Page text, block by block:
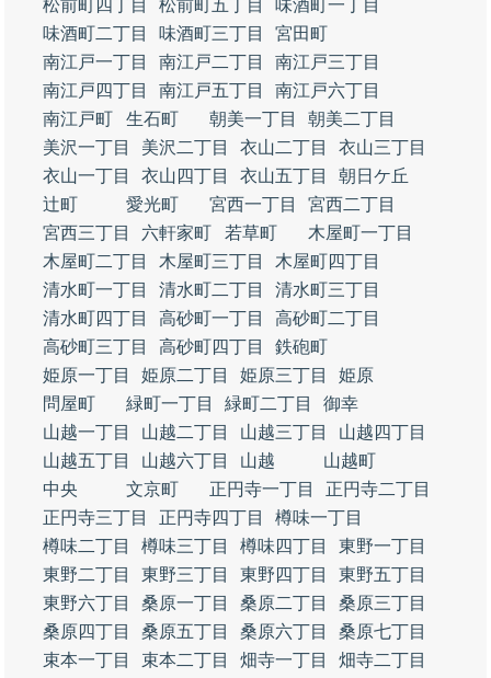
松前町四丁目
松前町五丁目
味酒町一丁目
味酒町二丁目
味酒町三丁目
宮田町
南江戸一丁目
南江戸二丁目
南江戸三丁目
南江戸四丁目
南江戸五丁目
南江戸六丁目
南江戸町
生石町 朝美一丁目
朝美二丁目
美沢一丁目
美沢二丁目 衣山二丁目
衣山三丁目
衣山一丁目
衣山四丁目 衣山五丁目
朝日ケ丘
辻町
愛光町 宮西一丁目
宮西二丁目
宮西三丁目
六軒家町 若草町
木屋町一丁目
木屋町二丁目
木屋町三丁目
木屋町四丁目
清水町一丁目
清水町二丁目
清水町三丁目
清水町四丁目
高砂町一丁目
高砂町二丁目
高砂町三丁目
高砂町四丁目
鉄砲町
姫原一丁目
姫原二丁目 姫原三丁目
姫原
問屋町
緑町一丁目 緑町二丁目
御幸
山越一丁目
山越二丁目 山越三丁目
山越四丁目
山越五丁目
山越六丁目 山越
山越町
中央
文京町 正円寺一丁目
正円寺二丁目
正円寺三丁目
正円寺四丁目
樽味一丁目
樽味二丁目
樽味三丁目 樽味四丁目
東野一丁目
東野二丁目
東野三丁目 東野四丁目
東野五丁目
東野六丁目
桑原一丁目 桑原二丁目
桑原三丁目
桑原四丁目
桑原五丁目 桑原六丁目
桑原七丁目
束本一丁目
束本二丁目 畑寺一丁目
畑寺二丁目